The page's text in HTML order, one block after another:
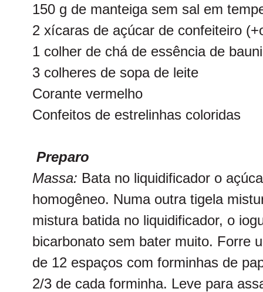
150 g de manteiga sem sal em
2 xícaras de açúcar de confeiteiro
1 colher de chá de essência de
3 colheres de sopa de leite
Corante vermelho
Confeitos de estrelinhas coloridas
Preparo
Massa: Bata no liquidificador o
homogêneo. Numa outra tigela
mistura batida no liquidificador, o
bicarbonato sem bater muito. Forre
de 12 espaços com forminhas de
2/3 de cada forminha. Leve para